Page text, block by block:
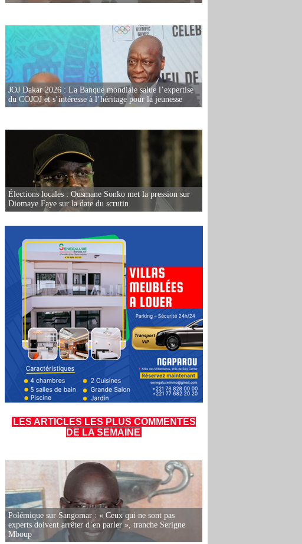
JOJ Dakar 2026 : La Banque mondiale salue l’expertise
du COJOJ et s’intéresse à l’héritage pour la jeunesse
Élections locales : Ousmane Sonko met la pression sur
Diomaye Faye sur la date du scrutin
LES ARTICLES LES PLUS COMMENTÉS
DE LA SEMAINE
Polémique sur Sangomar : « Ceux qui ne sont pas
experts doivent arrêter d’en parler », tranche Serigne
Mboup